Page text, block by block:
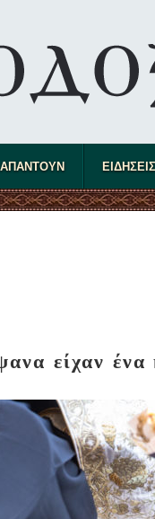
ΑΠΑΝΤΟΥΝ ΕΙΔΗΣΕΙΣ
είχαν ένα